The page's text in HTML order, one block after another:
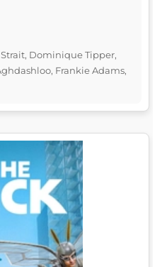
Dominique Tipper,
Frankie Adams,